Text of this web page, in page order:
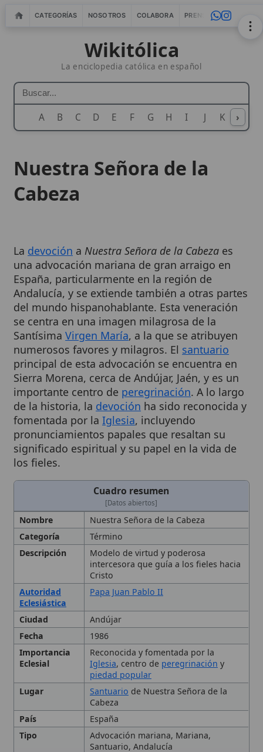
CATEGORÍAS NOSOTROS COLABORA PRENSA WEBMASTERS
Wikitólica
La enciclopedia católica en español
A B C D E F G H I J K L M
›
Cabeza
España, particularmente en la región de
Andalucía, y se extiende también a otras partes
del mundo hispanohablante. Esta veneración
se centra en una imagen milagrosa de la
SantísimaVirgen María, a la que se atribuyen
numerosos favores y milagros. Elsantuario
principal de esta advocación se encuentra en
Sierra Morena, cerca de Andújar, Jaén, y es un
importante centro de peregrinación. A lo largo
de la historia, ladevociónha sido reconocida y
fomentada por laIglesia, incluyendo
pronunciamientos papales que resaltan su
significado espiritual y su papel en la vida de
los fieles.
Cuadro resumen
[Datos abiertos]
Término
Modelo de virtud y poderosa
intercesora que guía a los fieles hacia
Cristo
Autoridad
Eclesiástica
Papa Juan Pablo II
Andújar
1986
Importancia
Eclesial
Reconocida y fomentada por la
piedad popular
Lugar
Santuariode Nuestra Señora de la
Cabeza
País
España
Tipo
Advocación mariana, Mariana,
Santuario, Andalucía
Ubicación Sierra Morena, cerca de Andújar, Jaén,
Andalucía, España
Orígenes y Tradición